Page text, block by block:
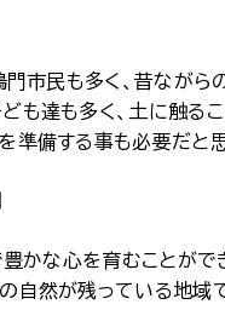
市民も多く、昔ながら
も達も多く、土に触る
準備する事も必要だと思
かな心を育むことがで
自然が残っている地域